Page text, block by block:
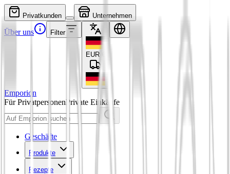
Privatkunden Unternehmen
Über uns Filter
EUR
Emporion
Für PrivatpersonenPrivate Einkäufe
Geschäfte
Produkte
Rezepte